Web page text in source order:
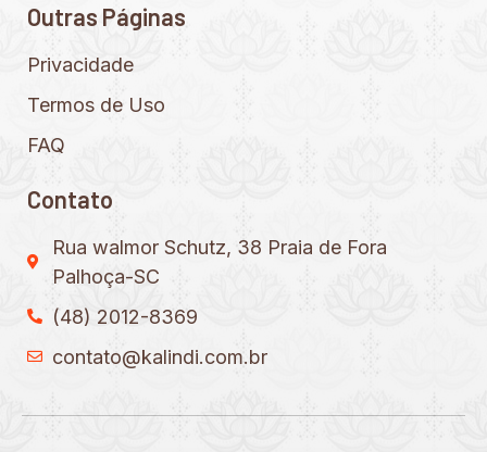
Outras Páginas
Privacidade
Termos de Uso
FAQ
Contato
Rua walmor Schutz, 38 Praia de Fora
Palhoça-SC
(48) 2012-8369
contato@kalindi.com.br